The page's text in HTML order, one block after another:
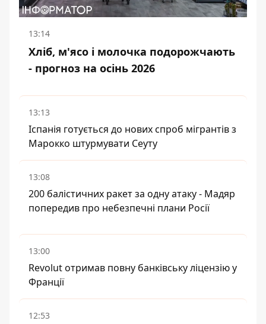
13:14
Хліб, м'ясо і молочка подорожчають
- прогноз на осінь 2026
13:13
Іспанія готується до нових спроб мігрантів з
Марокко штурмувати Сеуту
13:08
200 балістичних ракет за одну атаку - Мадяр
попередив про небезпечні плани Росії
13:00
Revolut отримав повну банківську ліцензію у
Франції
12:53